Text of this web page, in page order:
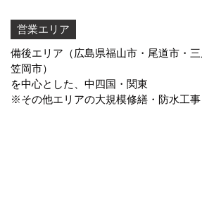
営業エリア
備後エリア（広島県福山市・尾道市・
笠岡市）
を中心とした、中四国・関東
※その他エリアの大規模修繕・防水工事